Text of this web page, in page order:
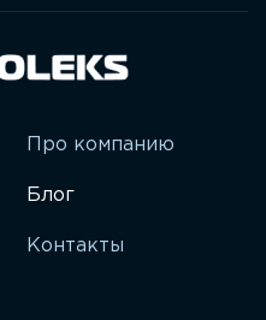
Про компанию
Блог
Контакты